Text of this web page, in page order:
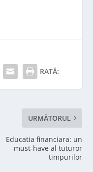
RATĂ:
URMĂTORUL
Educatia financiara: un
must-have al tuturor
timpurilor